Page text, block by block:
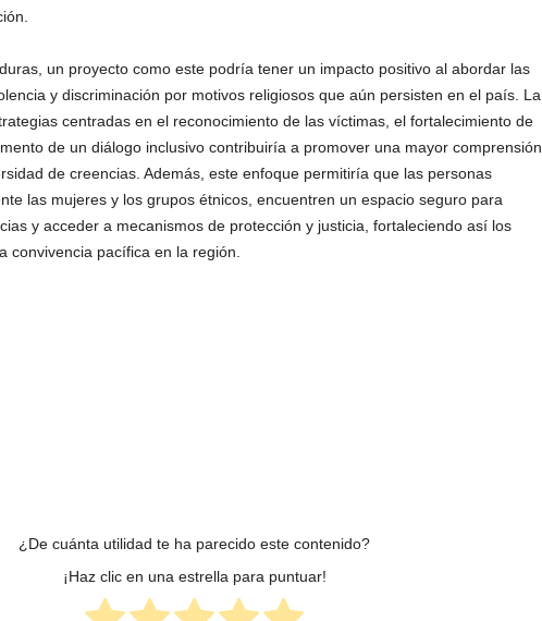
un proyecto como este podría tener un impacto positivo al abordar las
y discriminación por motivos religiosos que aún persisten en el país. La
centradas en el reconocimiento de las víctimas, el fortalecimiento de
de un diálogo inclusivo contribuiría a promover una mayor comprensión
de creencias. Además, este enfoque permitiría que las personas
las mujeres y los grupos étnicos, encuentren un espacio seguro para
y acceder a mecanismos de protección y justicia, fortaleciendo así los
convivencia pacífica en la región.
¿De cuánta utilidad te ha parecido este contenido?
¡Haz clic en una estrella para puntuar!